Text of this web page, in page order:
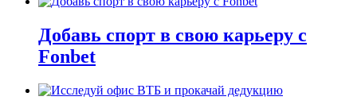
Добавь спорт в свою карьеру с
Fonbet